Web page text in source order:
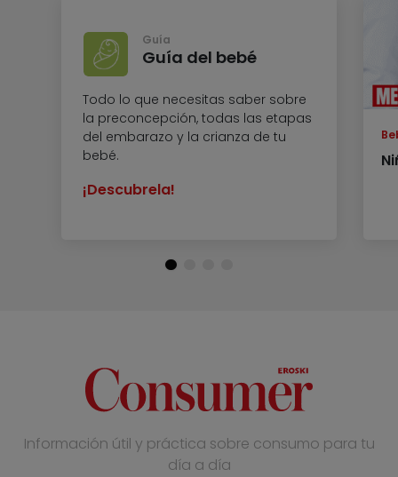
Guía
Guía del bebé
Todo lo que necesitas saber sobre
la preconcepción, todas las etapas
del embarazo y la crianza de tu
bebé.
¡Descubrela!
Información útil y práctica sobre consumo para tu
día a día